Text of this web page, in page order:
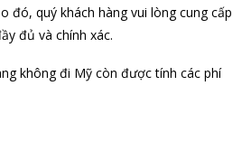
đó, quý khách hàng vui lòng cung cấp
đủ và chính xác.
không đi Mỹ còn được tính các phí